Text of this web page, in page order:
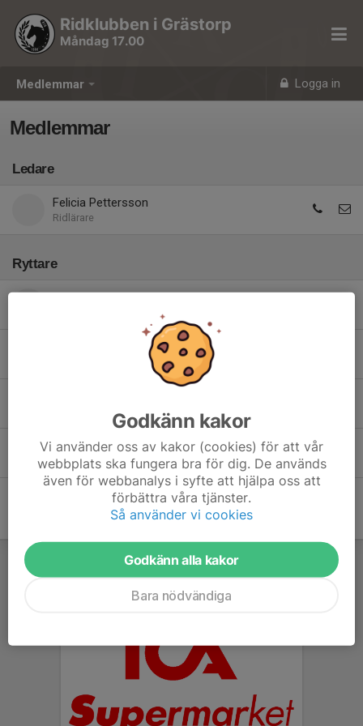
Medlemmar Logga in
Ridklubben i Grästorp
Måndag 17.00
Medlemmar
Ledare
Felicia Pettersson
Ridlärare
Ryttare
Ines Johansson Wulkan
Roxy Bilek
Godkänn kakor
Vi använder oss av kakor (cookies) för att vår
webbplats ska fungera bra för dig. De används
även för webbanalys i syfte att hjälpa oss att
förbättra våra tjänster.
Så använder vi cookies
Godkänn alla kakor
Bara nödvändiga